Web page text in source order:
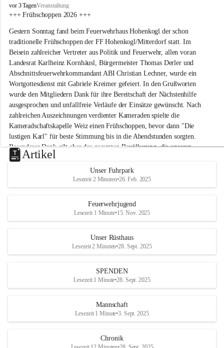
F
F
o
h
e
n
k
o
g
l
-
M
i
t
t
e
r
r
vor 3 TagenVeranstaltung
+++ Frühschoppen 2026 +++
Gestern Sonntag fand beim Feuerwehrhaus Hohenkogl der schon
traditionelle Frühschoppen der FF Hohenkogl/Mitterdorf statt. Im
Beisein zahlreicher Vertreter aus Politik und Feuerwehr, allen voran
Landesrat Karlheinz Kornhäusl, Bürgermeister Thomas Derler und
Abschnittsfeuerwehrkommandant ABI Christian Lechner, wurde ein
Wortgottesdienst mit Gabriele Kreimer gefeiert. In den Grußworten
wurde den Mitgliedern Dank für ihre Bereitschaft der Nächstenhilfe
ausgesprochen und unfallfreie Verläufe der Einsätze gewünscht. Nach
zahlreichen Auszeichnungen verdienter Kameraden spielte die
Kameradschaftskapelle Weiz einen Frühschoppen, bevor dann "Die
lustigen Karl" für beste Stimmung bis in die Abendstunden sorgten.
Besonderer Dank gilt aber der gesamten Bevölkerung, die unseren
Frühschoppen trotz hochsommerlichen Temperaturen besuchte. Der
Reinerlös des Festes kommt natürlich wieder der Verbesserung der
Ausrüstung und somit der Einsatzbereitschaft der FF
Hohenkogl/Mitterdorf zugute!
HERZLICHEN DANK FÜR IHREN BESUCH!
Artikel
Unser Fuhrpark
Lesezeit 2 Minuten•26. Feb. 2025
Feuerwehrjugend
Lesezeit 1 Minute•15. Nov. 2025
Unser Rüsthaus
Lesezeit 2 Minuten•28. Sept. 2025
SPENDEN
Lesezeit 1 Minute•28. Sept. 2025
Mannschaft
Lesezeit 1 Minute•3. Sept. 2025
Chronik